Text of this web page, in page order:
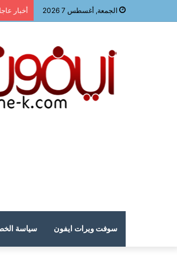
الجمعة, أغسطس 7 2026 أخبار
سوفت ويرات ايفون سياسة